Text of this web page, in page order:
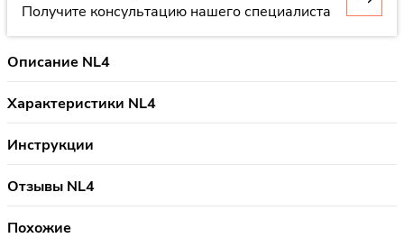
Получите консультацию нашего специалиста
Описание NL4
Характеристики NL4
Инструкции
Отзывы NL4
Похожие